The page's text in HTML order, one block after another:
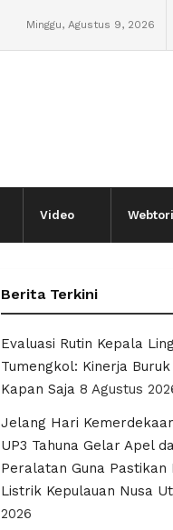
Minggu, Agustus 9, 2026
Video
Berita Terkini
Evaluasi Rutin Kepala
Tumengkol: Kinerja
Kapan Saja 8 Agustus
Jelang Hari
UP3 Tahuna Gelar Apel
Peralatan Guna Pastikan
Listrik Kepulauan Nusa
2026